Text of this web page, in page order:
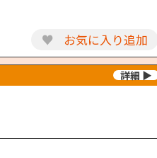
♥ お気に入り追加